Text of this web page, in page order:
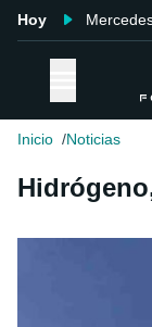
Hoy
Inicio Noticias